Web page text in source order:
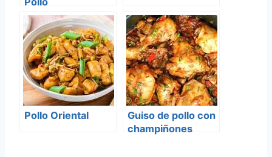
Pollo Oriental
Guiso de pollo con
champiñones